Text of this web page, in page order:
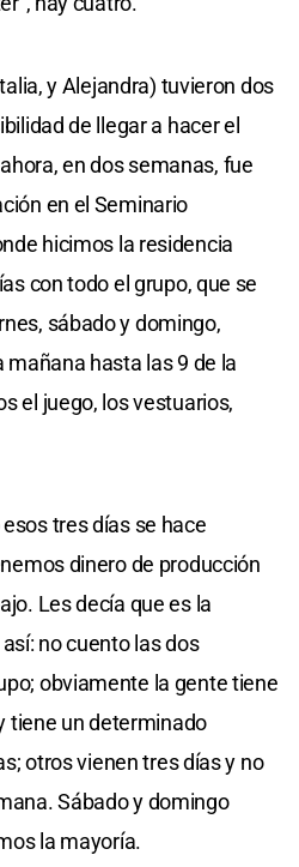
y Alejandra) tuvieron dos
de llegar a hacer el
en dos semanas, fue
en el Seminario
hicimos la residencia
con todo el grupo, que se
sábado y domingo,
mañana hasta las 9 de la
el juego, los vestuarios,
tres días se hace
dinero de producción
Les decía que es la
no cuento las dos
obviamente la gente tiene
tiene un determinado
otros vienen tres días y no
Sábado y domingo
la mayoría.